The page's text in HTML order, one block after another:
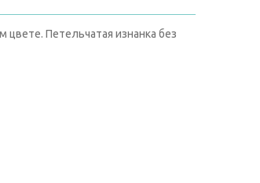
Петельчатая изнанка без